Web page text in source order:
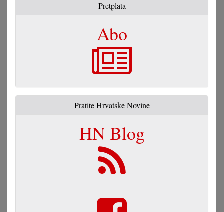
Pretplata
Abo
Pratite Hrvatske Novine
HN Blog